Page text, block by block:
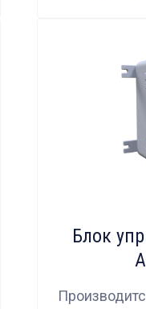
Блок